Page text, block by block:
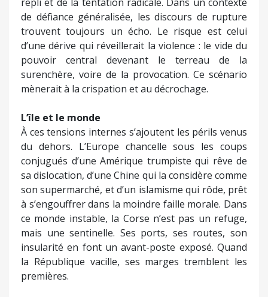
de défiance généralisée, les discours de rupture
trouvent toujours un écho. Le risque est celui
d’une dérive qui réveillerait la violence : le vide du
pouvoir central devenant le terreau de la
surenchère, voire de la provocation. Ce scénario
mènerait à la crispation et au décrochage.
L’île et le monde
À ces tensions internes s’ajoutent les périls venus
du dehors. L’Europe chancelle sous les coups
conjugués d’une Amérique trumpiste qui rêve de
sa dislocation, d’une Chine qui la considère comme
son supermarché, et d’un islamisme qui rôde, prêt
à s’engouffrer dans la moindre faille morale. Dans
ce monde instable, la Corse n’est pas un refuge,
mais une sentinelle. Ses ports, ses routes, son
insularité en font un avant-poste exposé. Quand
la République vacille, ses marges tremblent les
premières.